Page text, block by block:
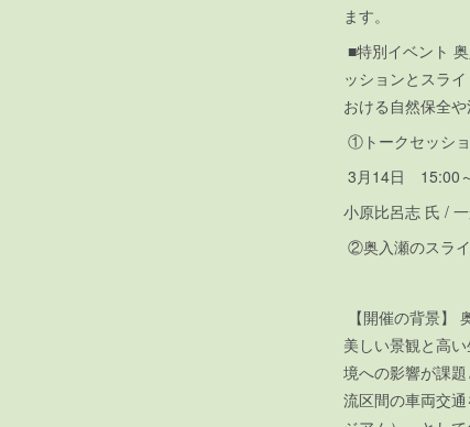
ます。
■特別イベント
ッションとスラ
おける自然保全
①トークセッシ
3月14日 15:00
小原比呂志 氏 /
②奥入瀬のスラ
【開催の背景】
美しい景観と高
境への影響が課
流区間の車両交